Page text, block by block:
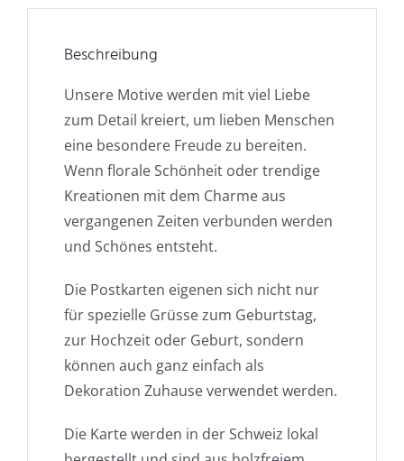
Beschreibung
Unsere Motive werden mit viel Liebe
zum Detail kreiert, um lieben Menschen
eine besondere Freude zu bereiten.
Wenn florale Schönheit oder trendige
Kreationen mit dem Charme aus
vergangenen Zeiten verbunden werden
und Schönes entsteht.
Die Postkarten eigenen sich nicht nur
für spezielle Grüsse zum Geburtstag,
zur Hochzeit oder Geburt, sondern
können auch ganz einfach als
Dekoration Zuhause verwendet werden.
Die Karte werden in der Schweiz lokal